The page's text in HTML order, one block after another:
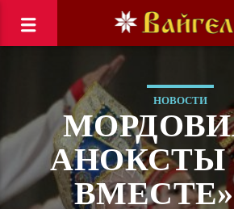
НОВОСТИ
АНОКСТЫ